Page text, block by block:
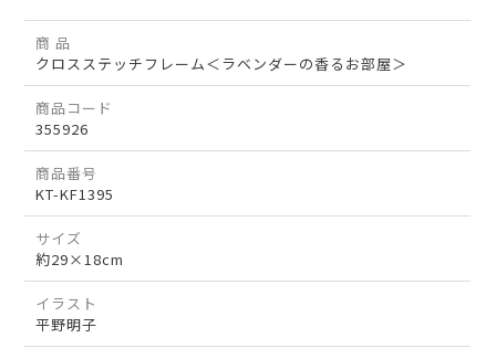
商 品
クロスステッチフレーム＜ラベンダーの香るお部屋＞
商品コード
355926
商品番号
KT-KF1395
サイズ
約29×18cm
イラスト
平野明子